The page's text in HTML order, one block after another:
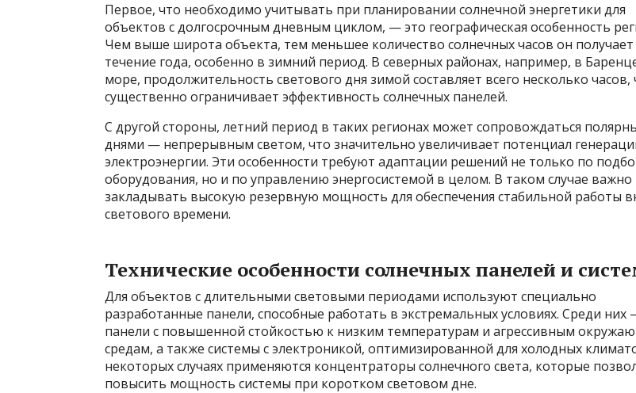
Первое, что необходимо учитывать при планировании солнечной энергетики для
объектов с долгосрочным дневным циклом, — это географическая особенность
Чем выше широта объекта, тем меньшее количество солнечных часов он получает
течение года, особенно в зимний период. В северных районах, например, в
море, продолжительность светового дня зимой составляет всего несколько часов,
существенно ограничивает эффективность солнечных панелей.
С другой стороны, летний период в таких регионах может сопровождаться
днями — непрерывным светом, что значительно увеличивает потенциал
электроэнергии. Эти особенности требуют адаптации решений не только по
оборудования, но и по управлению энергосистемой в целом. В таком случае важно
закладывать высокую резервную мощность для обеспечения стабильной работы
светового времени.
Технические особенности солнечных панелей и
Для объектов с длительными световыми периодами используют специально
разработанные панели, способные работать в экстремальных условиях. Среди них
панели с повышенной стойкостью к низким температурам и агрессивным
средам, а также системы с электроникой, оптимизированной для холодных
некоторых случаях применяются концентраторы солнечного света, которые
повысить мощность системы при коротком световом дне.